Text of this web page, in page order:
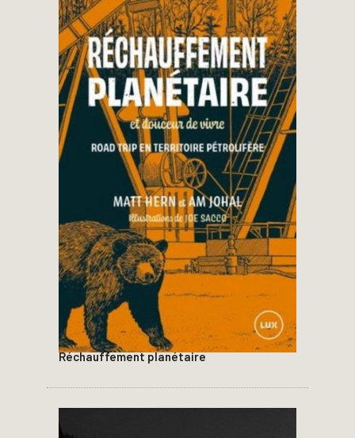
Réchauffement planétaire